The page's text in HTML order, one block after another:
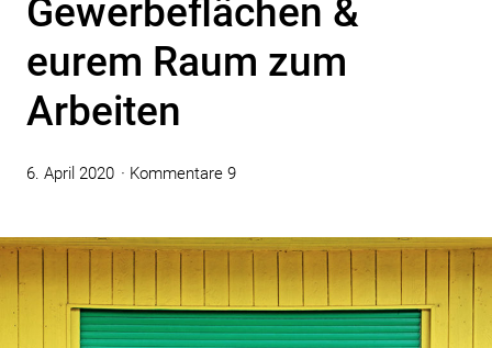
Gewerbeflächen &
eurem Raum zum
Arbeiten
6. April 2020 Kommentare 9